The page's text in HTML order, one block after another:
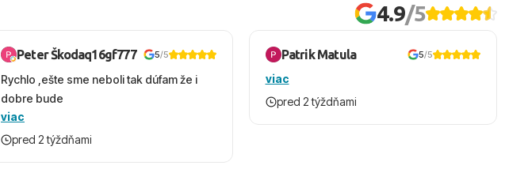
4.9/5
Peter Škodaq16gf777 5/5
Rychlo ,ešte sme neboli tak dúfam že i
dobre bude
viac
pred 2 týždňami
Patrik Matula 5/5
viac
pred 2 týždňami